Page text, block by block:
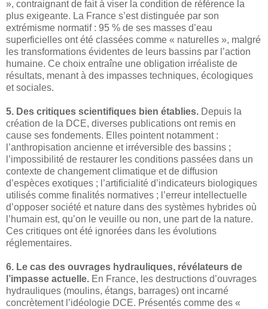
», contraignant de fait à viser la condition de référence la
plus exigeante. La France s’est distinguée par son
extrémisme normatif : 95 % de ses masses d’eau
superficielles ont été classées comme « naturelles », malgré
les transformations évidentes de leurs bassins par l’action
humaine. Ce choix entraîne une obligation irréaliste de
résultats, menant à des impasses techniques, écologiques
et sociales.
5. Des critiques scientifiques bien établies. Depuis la
création de la DCE, diverses publications ont remis en
cause ses fondements. Elles pointent notamment :
l’anthropisation ancienne et irréversible des bassins ;
l’impossibilité de restaurer les conditions passées dans un
contexte de changement climatique et de diffusion
d’espèces exotiques ; l’artificialité d’indicateurs biologiques
utilisés comme finalités normatives ; l’erreur intellectuelle
d’opposer société et nature dans des systèmes hybrides où
l’humain est, qu’on le veuille ou non, une part de la nature.
Ces critiques ont été ignorées dans les évolutions
réglementaires.
6. Le cas des ouvrages hydrauliques, révélateurs de
l’impasse actuelle. En France, les destructions d’ouvrages
hydrauliques (moulins, étangs, barrages) ont incarné
concrètement l’idéologie DCE. Présentés comme des «